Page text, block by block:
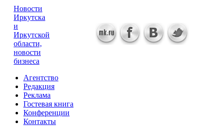
Новости
Иркутска
и
Иркутской
области,
новости
бизнеса
Агентство
Редакция
Реклама
Гостевая книга
Конференции
Контакты